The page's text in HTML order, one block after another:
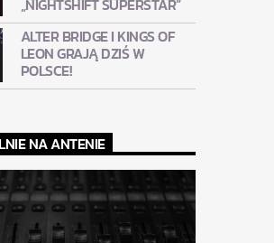
„NIGHTSHIFT SUPERSTAR”
ALTER BRIDGE I KINGS OF
LEON GRAJĄ DZIŚ W
POLSCE!
NA ANTENIE